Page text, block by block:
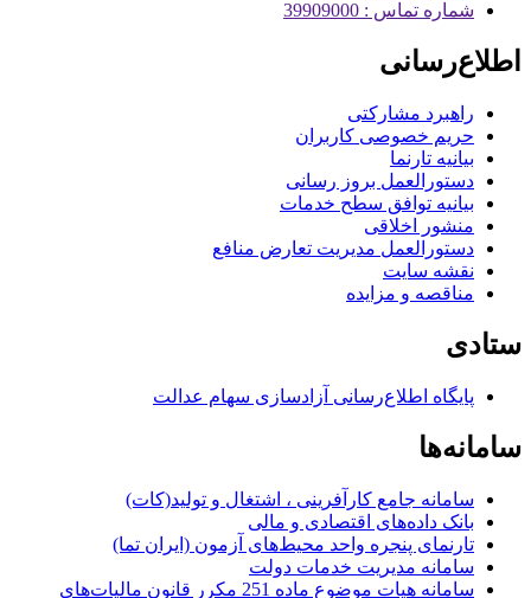
شماره تماس : 39909000
اطلاع‌رسانی
راهبرد مشارکتی
حریم خصوصی کاربران
بیانیه تارنما
دستورالعمل بروز رسانی
بیانیه توافق سطح خدمات
منشور اخلاقی
دستورالعمل مدیریت تعارض منافع
نقشه سایت
مناقصه و مزایده
ستادی
پایگاه اطلاع‌رسانی آزادسازی سهام عدالت
سامانه‌ها
سامانه جامع کارآفرینی ، اشتغال و تولید(کات)
بانک داده‌های اقتصادی و مالی
تارنمای پنجره واحد محیط‌های آزمون (ایران تما)
سامانه مدیریت خدمات دولت
سامانه هیات موضوع ماده 251 مکرر قانون مالیات‌های